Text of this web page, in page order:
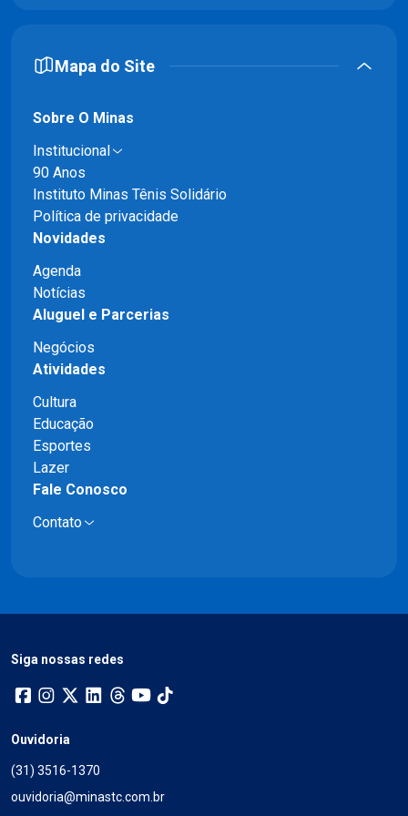
Mapa do Site
Sobre O Minas
Institucional
90 Anos
Instituto Minas Tênis Solidário
Política de privacidade
Novidades
Agenda
Notícias
Aluguel e Parcerias
Negócios
Atividades
Cultura
Educação
Esportes
Lazer
Fale Conosco
Contato
Siga nossas redes
Ouvidoria
(31) 3516-1370
ouvidoria@minastc.com.br